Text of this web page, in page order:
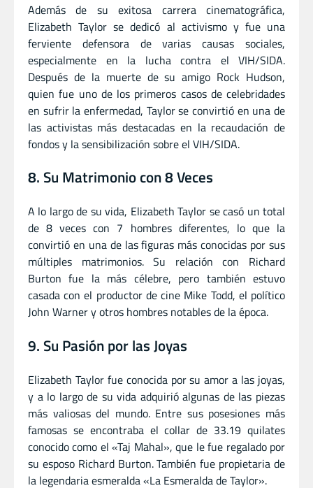
Además de su exitosa carrera cinematográfica,
Elizabeth Taylor se dedicó al activismo y fue una
ferviente defensora de varias causas sociales,
especialmente en la lucha contra el VIH/SIDA.
Después de la muerte de su amigo Rock Hudson,
quien fue uno de los primeros casos de celebridades
en sufrir la enfermedad, Taylor se convirtió en una de
las activistas más destacadas en la recaudación de
fondos y la sensibilización sobre el VIH/SIDA.
8. Su Matrimonio con 8 Veces
A lo largo de su vida, Elizabeth Taylor se casó un total
de 8 veces con 7 hombres diferentes, lo que la
convirtió en una de las figuras más conocidas por sus
múltiples matrimonios. Su relación con Richard
Burton fue la más célebre, pero también estuvo
casada con el productor de cine Mike Todd, el político
John Warner y otros hombres notables de la época.
9. Su Pasión por las Joyas
Elizabeth Taylor fue conocida por su amor a las joyas,
y a lo largo de su vida adquirió algunas de las piezas
más valiosas del mundo. Entre sus posesiones más
famosas se encontraba el collar de 33.19 quilates
conocido como el «Taj Mahal», que le fue regalado por
su esposo Richard Burton. También fue propietaria de
la legendaria esmeralda «La Esmeralda de Taylor».